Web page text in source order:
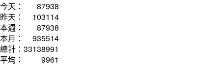
今天：
87938
昨天：
103114
本週：
87938
本月：
935514
總計： 33138991
平均：
9961